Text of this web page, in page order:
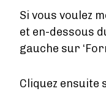
Si vous voulez
et en-dessous
gauche sur
Cliquez ensuite